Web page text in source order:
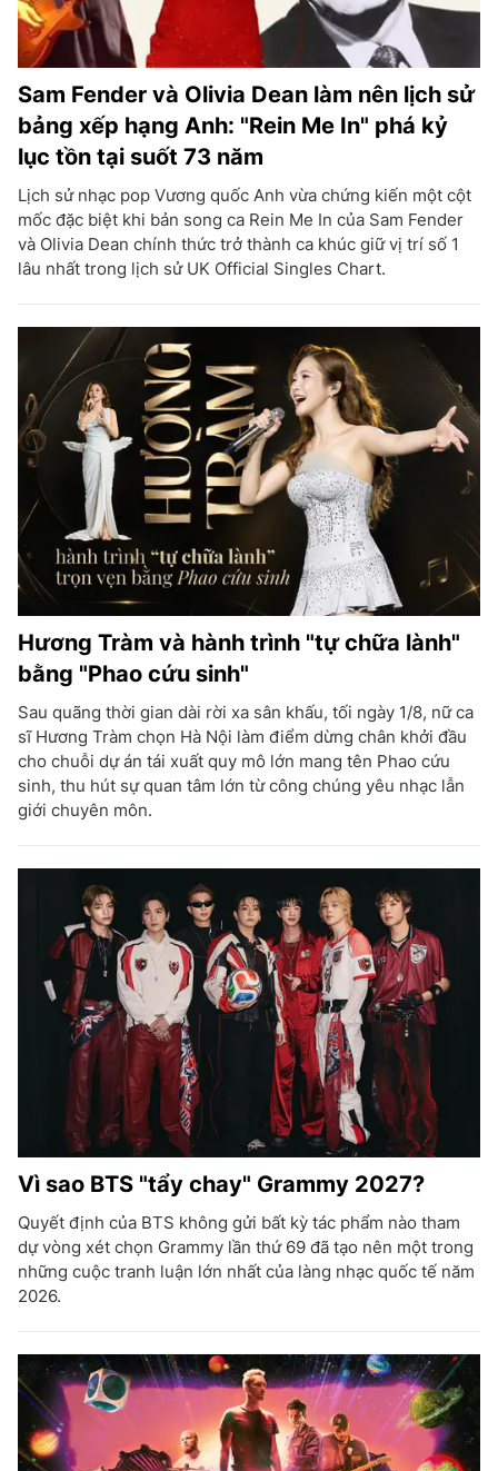
Sam Fender và Olivia Dean làm nên lịch sử
bảng xếp hạng Anh: "Rein Me In" phá kỷ
lục tồn tại suốt 73 năm
Lịch sử nhạc pop Vương quốc Anh vừa chứng kiến một cột
mốc đặc biệt khi bản song ca Rein Me In của Sam Fender
và Olivia Dean chính thức trở thành ca khúc giữ vị trí số 1
lâu nhất trong lịch sử UK Official Singles Chart.
Hương Tràm và hành trình "tự chữa lành"
bằng "Phao cứu sinh"
Sau quãng thời gian dài rời xa sân khấu, tối ngày 1/8, nữ ca
sĩ Hương Tràm chọn Hà Nội làm điểm dừng chân khởi đầu
cho chuỗi dự án tái xuất quy mô lớn mang tên Phao cứu
sinh, thu hút sự quan tâm lớn từ công chúng yêu nhạc lẫn
giới chuyên môn.
Vì sao BTS "tẩy chay" Grammy 2027?
Quyết định của BTS không gửi bất kỳ tác phẩm nào tham
dự vòng xét chọn Grammy lần thứ 69 đã tạo nên một trong
những cuộc tranh luận lớn nhất của làng nhạc quốc tế năm
2026.